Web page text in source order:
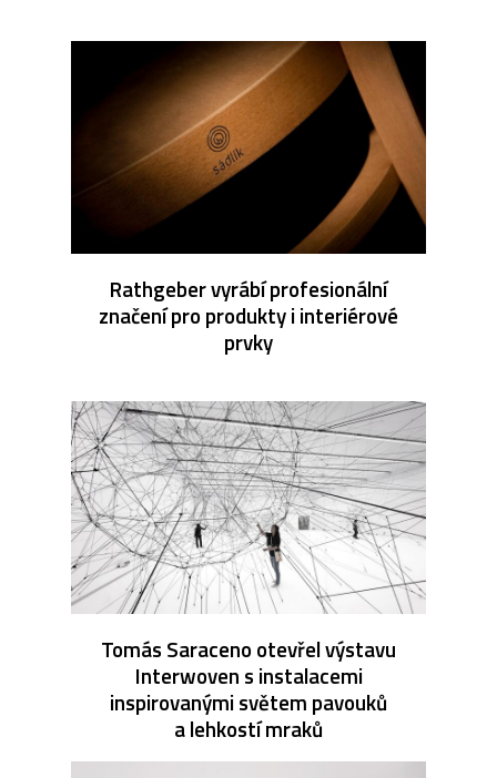
Rathgeber vyrábí profesionální
značení pro produkty i interiérové
prvky
Tomás Saraceno otevřel výstavu
Interwoven s instalacemi
inspirovanými světem pavouků
a lehkostí mraků